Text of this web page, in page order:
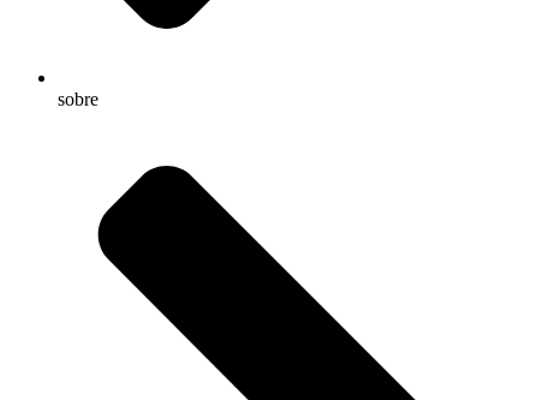
sobre